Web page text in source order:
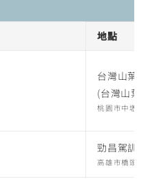
地點
台灣山葉
(台灣山葉
桃園市中壢
勁昌駕訓班
高雄市橋頭